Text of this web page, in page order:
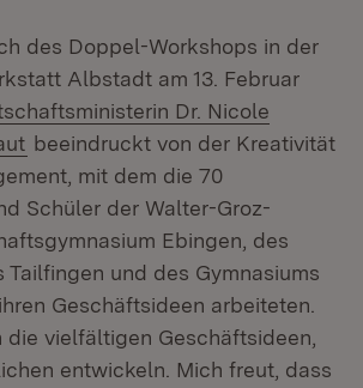
des Doppel-Workshops in der
Albstadt am 13. Februar
Dr. Nicole
beeindruckt von der Kreativität
mit dem die 70
Schüler der Walter-Groz-
Ebingen, des
Tailfingen und des Gymnasiums
Geschäftsideen arbeiteten.
die vielfältigen Geschäftsideen,
entwickeln. Mich freut, dass